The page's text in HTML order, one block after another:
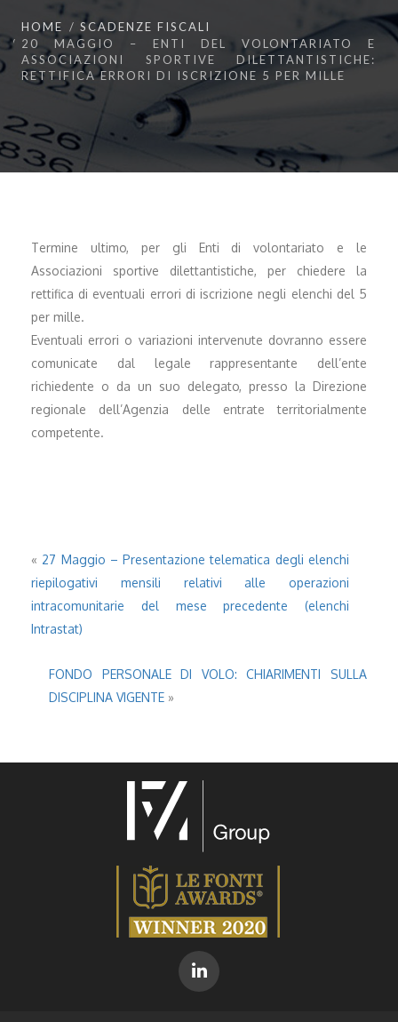
HOME
SCADENZE FISCALI
20 MAGGIO – ENTI DEL VOLONTARIATO E
ASSOCIAZIONI SPORTIVE DILETTANTISTICHE:
RETTIFICA ERRORI DI ISCRIZIONE 5 PER MILLE
Termine ultimo, per gli Enti di volontariato e le
Associazioni sportive dilettantistiche, per chiedere la
rettifica di eventuali errori di iscrizione negli elenchi del 5
per mille.
Eventuali errori o variazioni intervenute dovranno essere
comunicate dal legale rappresentante dell’ente
richiedente o da un suo delegato, presso la Direzione
regionale dell’Agenzia delle entrate territorialmente
competente.
« 27 Maggio – Presentazione telematica degli elenchi
riepilogativi mensili relativi alle operazioni
intracomunitarie del mese precedente (elenchi
Intrastat)
FONDO PERSONALE DI VOLO: CHIARIMENTI SULLA
DISCIPLINA VIGENTE »